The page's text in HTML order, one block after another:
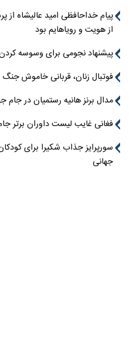
پیام خداحافظی امید عالیشاه
از هویت و رویاهایم بود
پیشنهاد نجومی برای وسوسه
فوتبال زنان، قربانی خاموش جنگ
مدال برنز هانیه رستمیان در جام
فغانی غایب لیست داوران برتر جام
سورپرایز جذاب شکیرا برای
جهانی